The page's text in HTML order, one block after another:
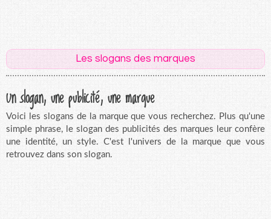
Les slogans des marques
Un slogan, une publicité, une marque
Voici les slogans de la marque que vous recherchez. Plus qu'une
simple phrase, le slogan des publicités des marques leur confère
une identité, un style. C'est l'univers de la marque que vous
retrouvez dans son slogan.